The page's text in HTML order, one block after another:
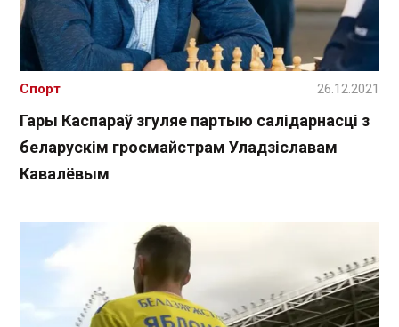
Гары Каспараў згуляе партыю салідарнасці з
беларускім гросмайстрам Уладзіславам
Кавалёвым
Спорт 26.12.2021